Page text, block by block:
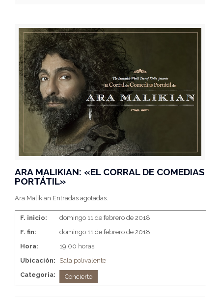
ARA MALIKIAN: «EL CORRAL DE COMEDIAS
PORTÁTIL»
Ara Malikian Entradas agotadas.
F. inicio:
domingo 11 de febrero de 2018
F. fin:
domingo 11 de febrero de 2018
Hora:
19:00 horas
Ubicación:
Sala polivalente
Categoria:
Concierto